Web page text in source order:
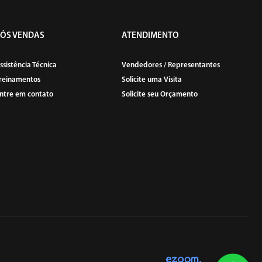
VENDAS
Técnica
em contato
ATENDIMENTO
Vendedores / Representantes
Solicite uma Visita
Solicite seu Orçamento